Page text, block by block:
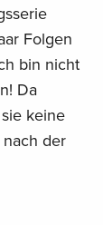
Sold out
Sold out
Folgen
bin nicht
Da
keine
der